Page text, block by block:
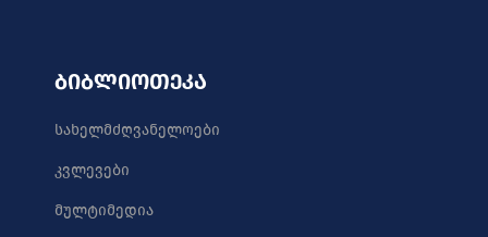
ბიბლიოთეკა
სახელმძღვანელოები
კვლევები
მულტიმედია